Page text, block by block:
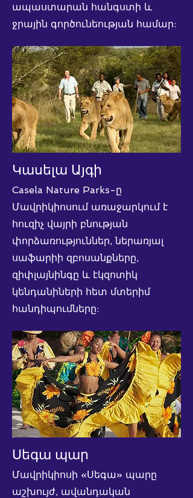
ապաստարան հանգստի և
ջրային գործունեության համար:
Կասելա Այգի
Casela Nature Parks-ը
Մավրիկիոսում առաջարկում է
հուզիչ վայրի բնության
փորձառություններ, ներառյալ
սաֆարիի զբոսանքները,
զիփլայնինգը և էկզոտիկ
կենդանիների հետ մտերիմ
հանդիպումները:
Սեգա պար
Մավրիկիոսի «Սեգա» պարը
աշխույժ, ավանդական